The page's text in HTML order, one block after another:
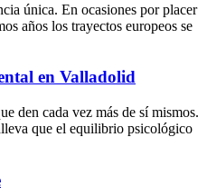
única. En ocasiones por placer
años los trayectos europeos se
en Valladolid
den cada vez más de sí mismos.
que el equilibrio psicológico